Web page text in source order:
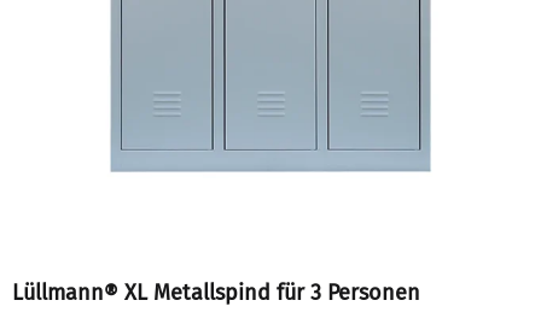
Lüllmann® XL Metallspind für 3 Personen